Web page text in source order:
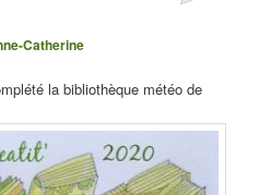
Catherine
la bibliothèque météo de